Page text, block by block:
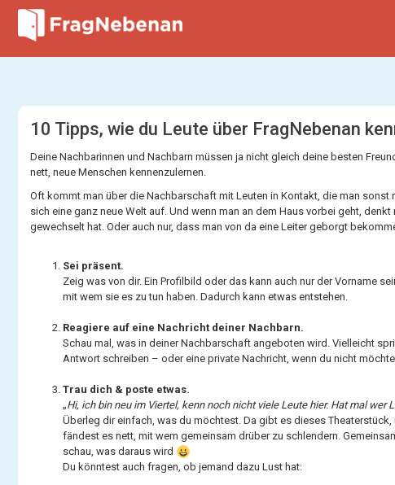
10 Tipps, wie du Leute über FragNebenan
Deine Nachbarinnen und Nachbarn müssen ja nicht gleich deine besten
nett, neue Menschen kennenzulernen.
Oft kommt man über die Nachbarschaft mit Leuten in Kontakt, die man
sich eine ganz neue Welt auf. Und wenn man an dem Haus vorbei geht,
gewechselt hat. Oder auch nur, dass man von da eine Leiter geborgt
Sei präsent.
Zeig was von dir. Ein Profilbild oder das kann auch nur der Vorname
mit wem sie es zu tun haben. Dadurch kann etwas entstehen.
Reagiere auf eine Nachricht deiner Nachbarn.
Schau mal, was in deiner Nachbarschaft angeboten wird. Vielleicht
Antwort schreiben – oder eine private Nachricht, wenn du nicht
Trau dich & poste etwas.
„Hi, ich bin neu im Viertel, kenn noch nicht viele Leute hier. Hat mal wer
Überleg dir einfach, was du möchtest. Da gibt es dieses
fändest es nett, mit wem gemeinsam drüber zu schlendern.
schau, was daraus wird
Du könntest auch fragen, ob jemand dazu Lust hat: